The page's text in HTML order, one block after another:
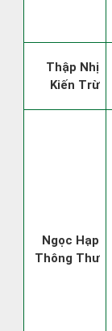
Thập Nhị
Kiến Trừ
Ngọc Hạp
Thông Thư